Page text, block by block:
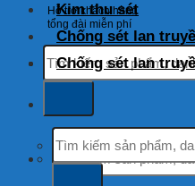
Hỗ trợ khách hàng
tổng đài miễn phí
Tìm
kiếm:
Tìm
kiếm:
Kim thu sét
Chống sét lan
Chống sét lan
Tìm
kiếm: